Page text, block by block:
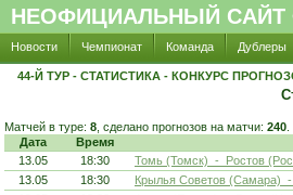
НЕОФИЦИАЛЬНЫЙ САЙТ
Новости Чемпионат Команда Дублеры
44-Й ТУР - СТАТИСТИКА - КОНКУРС
Матчей в туре: 8 , сделано прогнозов на матчи: 240
Дата
Время
13.05
18:30
Томь (Томск) - Ростов
13.05
18:30
Крылья Советов (Самара) -